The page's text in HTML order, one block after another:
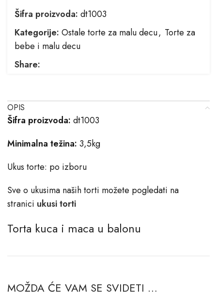
Šifra proizvoda: dt1003
Kategorije: Ostale torte za malu decu, Torte za
bebe i malu decu
Share:
OPIS
Šifra proizvoda: dt1003
Minimalna težina: 3,5kg
Ukus torte: po izboru
Sve o ukusima naših torti možete pogledati na
stranici ukusi torti
Torta kuca i maca u balonu
MOŽDA ĆE VAM SE SVIDETI …